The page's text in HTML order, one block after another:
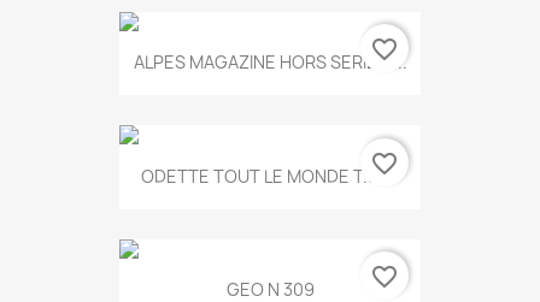
ALPES MAGAZINE HORS SERIE N...
favorite_border
ODETTE TOUT LE MONDE T.546
favorite_border
GEO N 309 favorite_border